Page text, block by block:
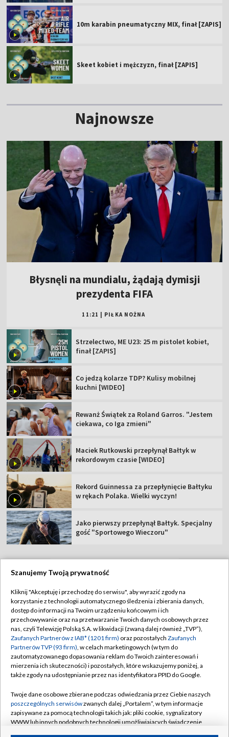
10m karabin pneumatyczny MIX, finał [ZAPIS]
Skeet kobiet i mężczyzn, finał [ZAPIS]
Najnowsze
Błysnęli na mundialu, żądają dymisji
prezydenta FIFA
11:21 PIŁKA NOŻNA
Strzelectwo, ME U23: 25 m pistolet kobiet,
finał [ZAPIS]
Co jedzą kolarze TDP? Kulisy mobilnej
kuchni [WIDEO]
Rewanż Świątek za Roland Garros. "Jestem
ciekawa, co Iga zmieni"
Maciek Rutkowski przepłynął Bałtyk w
rekordowym czasie [WIDEO]
Rekord Guinnessa za przepłynięcie Bałtyku
w rękach Polaka. Wielki wyczyn!
Jako pierwszy przepłynął Bałtyk. Specjalny
gość "Sportowego Wieczoru"
Abonament TVP
Sklep TVP
Biuro Reklamy
Oferta Handlowa
Telegazeta ogłoszenia
Rada Programowa
Ogłoszenia przetargowe
Akademia Telewizyjna
Regulamin TVP
Polityka prywatności
Moje zgody
Biuro reklamy
Kontakt
Kanały
©2026 Telewizja Polska Spółka Akcyjna w likwidacji
Szanujemy Twoją prywatność
Kliknij "Akceptuję i przechodzę do serwisu", aby wyrazić zgody na
korzystanie z technologii automatycznego śledzenia i zbierania danych,
dostęp do informacji na Twoim urządzeniu końcowym i ich
przechowywanie oraz na przetwarzanie Twoich danych osobowych przez
nas, czyli Telewizję Polską S.A. w likwidacji (zwaną dalej również „TVP”),
Zaufanych Partnerów z IAB* (1201 firm) oraz pozostałych Zaufanych
Partnerów TVP (93 firm), w celach marketingowych (w tym do
zautomatyzowanego dopasowania reklam do Twoich zainteresowań i
mierzenia ich skuteczności) i pozostałych, które wskazujemy poniżej, a
także zgody na udostępnianie przez nas identyfikatora PPID do Google.
Twoje dane osobowe zbierane podczas odwiedzania przez Ciebie naszych
poszczególnych serwisówzwanych dalej „Portalem”, w tym informacje
zapisywane za pomocą technologii takich jak: pliki cookie, sygnalizatory
WWW lub innych podobnych technologii umożliwiających świadczenie